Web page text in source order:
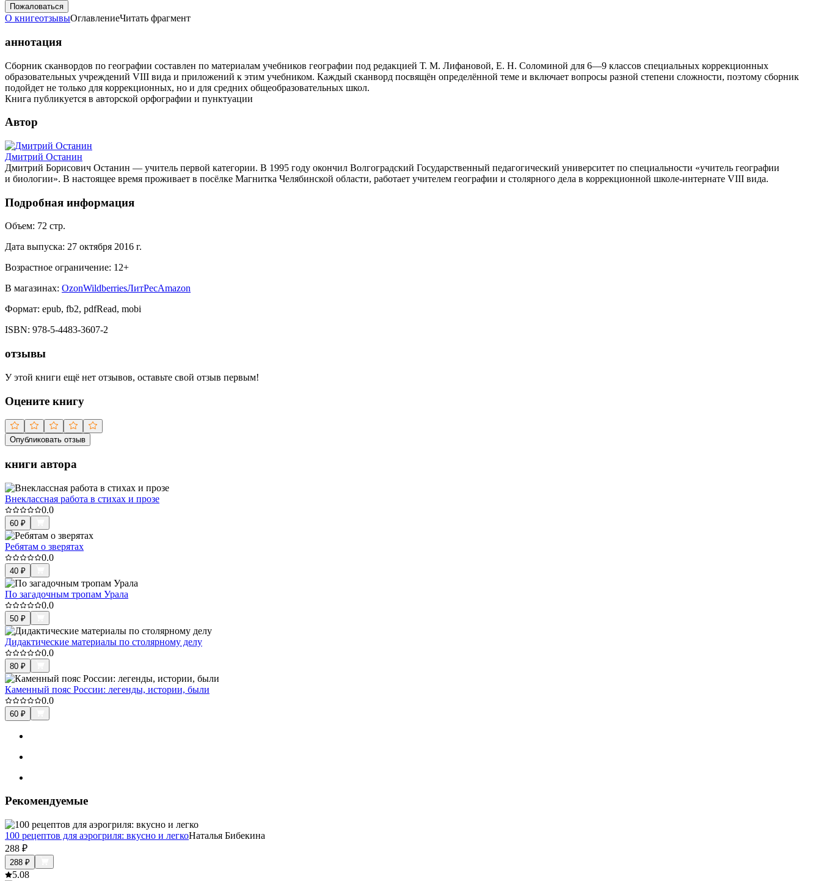
Пожаловаться
О книгеотзывыОглавлениеЧитать фрагмент
аннотация
Сборник сканвордов по географии составлен по материалам учебников географии под редакцией Т. М. Лифановой, Е. Н. Соломиной для 6—9 классов специальных коррекционных
образовательных учреждений VIII вида и приложений к этим учебником. Каждый сканворд посвящён определённой теме и включает вопросы разной степени сложности, поэтому сборник
подойдет не только для коррекционных, но и для средних общеобразовательных школ.
Книга публикуется в авторской орфографии и пунктуации
Автор
Дмитрий Останин
Дмитрий Борисович Останин — учитель первой категории. В 1995 году окончил Волгоградский Государственный педагогический университет по специальности «учитель географии
и биологии». В настоящее время проживает в посёлке Магнитка Челябинской области, работает учителем географии и столярного дела в коррекционной школе-интернате VIII вида.
Подробная информация
Объем: 72 стр.
Дата выпуска: 27 октября 2016 г.
Возрастное ограничение: 12+
В магазинах: OzonWildberriesЛитРесAmazon
Формат: epub, fb2, pdfRead, mobi
ISBN: 978-5-4483-3607-2
отзывы
У этой книги ещё нет отзывов, оставьте свой отзыв первым!
Оцените книгу
Опубликовать отзыв
книги автора
Внеклассная работа в стихах и прозе
0.0
60 ₽
Ребятам о зверятах
0.0
40 ₽
По загадочным тропам Урала
0.0
50 ₽
Дидактические материалы по столярному делу
0.0
80 ₽
Каменный пояс России: легенды, истории, были
0.0
60 ₽
Рекомендуемые
100 рецептов для аэрогриля: вкусно и легкоНаталья Бибекина
288 ₽
288 ₽
5.08